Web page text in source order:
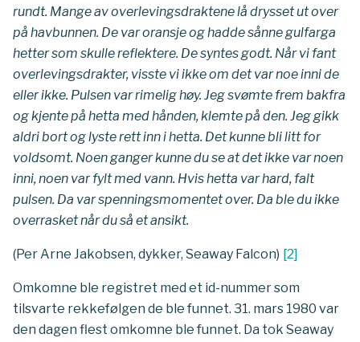
rundt. Mange av overlevingsdraktene lå drysset ut over
på havbunnen. De var oransje og hadde sånne gulfarga
hetter som skulle reflektere. De syntes godt. Når vi fant
overlevingsdrakter, visste vi ikke om det var noe inni de
eller ikke. Pulsen var rimelig høy. Jeg svømte frem bakfra
og kjente på hetta med hånden, klemte på den. Jeg gikk
aldri bort og lyste rett inn i hetta. Det kunne bli litt for
voldsomt. Noen ganger kunne du se at det ikke var noen
inni, noen var fylt med vann. Hvis hetta var hard, falt
pulsen. Da var spenningsmomentet over. Da ble du ikke
overrasket når du så et ansikt.
(Per Arne Jakobsen, dykker, Seaway Falcon) [2]
Omkomne ble registret med et id-nummer som
tilsvarte rekkefølgen de ble funnet. 31. mars 1980 var
den dagen flest omkomne ble funnet. Da tok Seaway